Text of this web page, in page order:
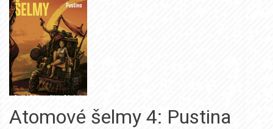
Atomové šelmy 4: Pustina